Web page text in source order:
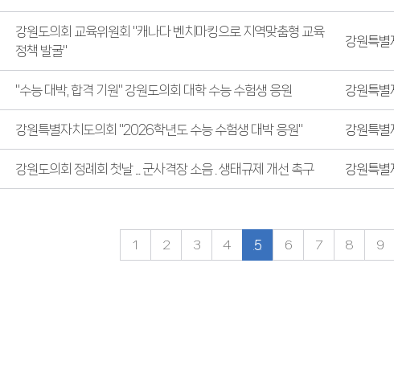
강원도의회 교육위원회 "캐나다 벤치마킹으로 지역맞춤형 교육
정책 발굴"
강원특별
"수능 대박, 합격 기원" 강원도의회 대학 수능 수험생 응원 강원특별
강원특별자치도의회 "2026학년도 수능 수험생 대박 응원" 강원특별
강원도의회 정례회 첫날 ... 군사격장 소음 . 생태규제 개선 촉구 강원특별
1 2 3 4 5 6 7 8 9